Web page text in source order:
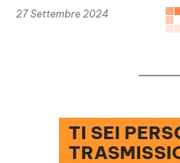
27 Settembre 2024